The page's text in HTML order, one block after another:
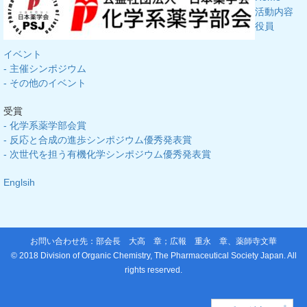
活動内容
役員
イベント
- 主催シンポジウム
- その他のイベント
受賞
- 化学系薬学部会賞
- 反応と合成の進歩シンポジウム優秀発表賞
- 次世代を担う有機化学シンポジウム優秀発表賞
Englsih
お問い合わせ先：部会長 大高 章 ；広報 重永 章、 薬師寺文華
© 2018 Division of Organic Chemistry, The Pharmaceutical Society Japan. All
rights reserved.